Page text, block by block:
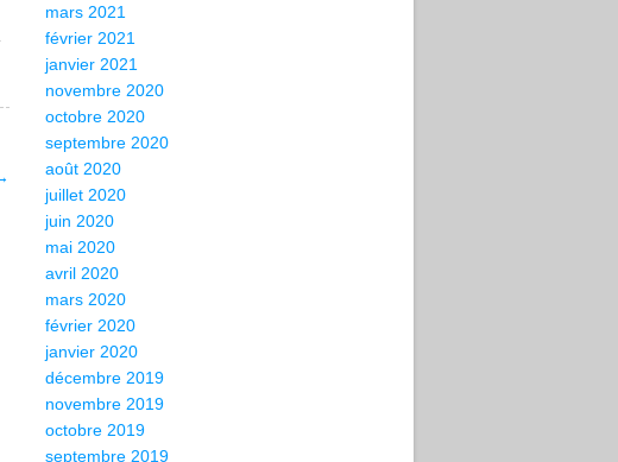
.
mars 2021
février 2021
janvier 2021
novembre 2020
octobre 2020
septembre 2020
août 2020
juillet 2020
juin 2020
mai 2020
avril 2020
mars 2020
février 2020
janvier 2020
décembre 2019
novembre 2019
octobre 2019
septembre 2019